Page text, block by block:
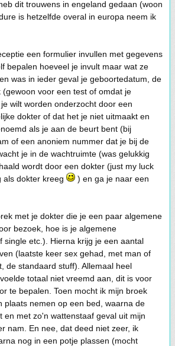
dit trouwens in engeland gedaan (woon
is hetzelfde overal in europa neem ik
een formulier invullen met gegevens
bepalen hoeveel je invult maar wat ze
was in ieder geval je geboortedatum, de
voor een test of omdat je
wilt worden onderzocht door een
dokter of dat het je niet uitmaakt en
als je aan de beurt bent (bij
of een anoniem nummer dat je bij de
je in de wachtruimte (was gelukkig
wordt door een dokter (just my luck
als dokter kreeg
) en ga je naar een
met je dokter die je een paar algemene
bezoek, hoe is je algemene
single etc.). Hierna krijg je een aantal
(laatste keer sex gehad, met man of
de standaard stuff). Allemaal heel
totaal niet vreemd aan, dit is voor
te bepalen. Toen mocht ik mijn broek
plaats nemen op een bed, waarna de
en met zo'n wattenstaaf geval uit mijn
nam. En nee, dat deed niet zeer, ik
nog in een potje plassen (mocht